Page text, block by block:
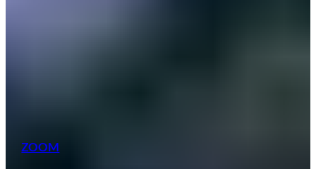
ZOOM